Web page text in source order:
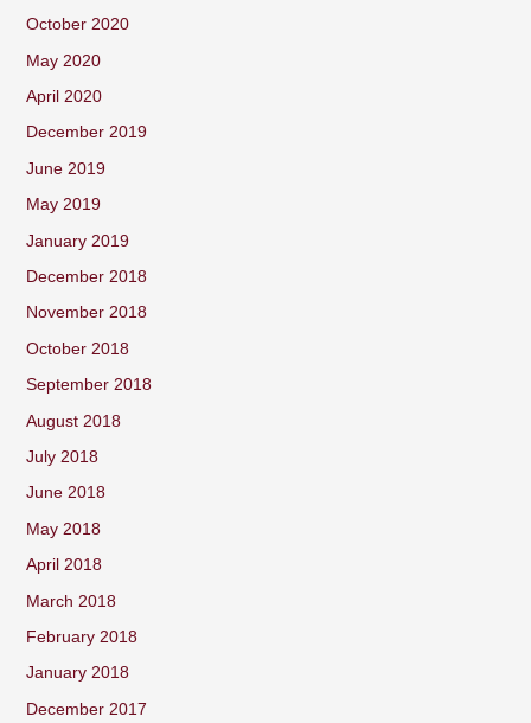
October 2020
May 2020
April 2020
December 2019
June 2019
May 2019
January 2019
December 2018
November 2018
October 2018
September 2018
August 2018
July 2018
June 2018
May 2018
April 2018
March 2018
February 2018
January 2018
December 2017